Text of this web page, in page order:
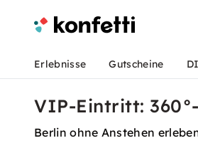
Erlebnisse Gutscheine
VIP-Eintritt:
Berlin ohne Anstehen